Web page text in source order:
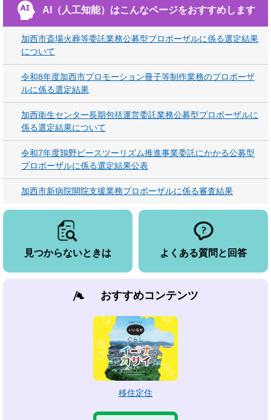
AI（人工知能）はこんなページをおすすめします
加西市斎場火葬等委託業務公募型プロポーザルに係る選定結果
について
令和8年度加西市プロモーション冊子等制作業務のプロポーザ
ルに係る選定結果
加西衛生センター長期包括運営委託業務公募型プロポーザルに
係る選定結果について
令和7年度鶉野ピースツーリズム推進事業委託にかかる公募型
プロポーザルに係る選定結果公表
加西市新病院開院支援業務プロポーザルに係る審査結果
見つからないときは よくある質問と回答
おすすめコンテンツ
移住定住